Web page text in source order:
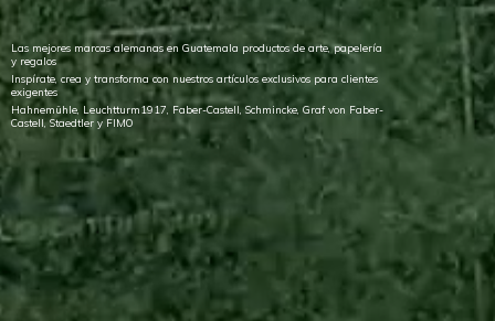
Las mejores marcas alemanas en Guatemala productos de arte, papelería
y regalos
Inspírate, crea y transforma con nuestros artículos exclusivos para clientes
exigentes
Hahnemühle, Leuchtturm1917, Faber-Castell, Schmincke, Graf von Faber-
Castell, Staedtler y FIMO